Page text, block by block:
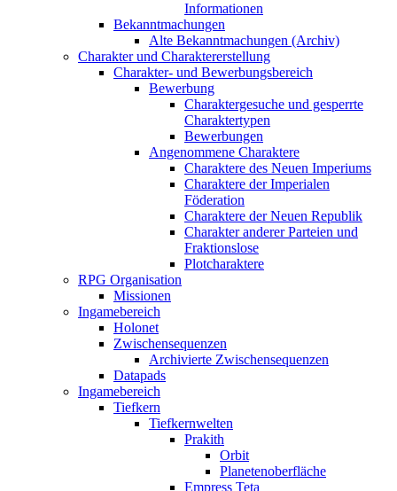
Informationen
Bekanntmachungen
Alte Bekanntmachungen (Archiv)
Charakter und Charaktererstellung
Charakter- und Bewerbungsbereich
Bewerbung
Charaktergesuche und gesperrte
Charaktertypen
Bewerbungen
Angenommene Charaktere
Charaktere des Neuen Imperiums
Charaktere der Imperialen
Föderation
Charaktere der Neuen Republik
Charakter anderer Parteien und
Fraktionslose
Plotcharaktere
RPG Organisation
Missionen
Ingamebereich
Holonet
Zwischensequenzen
Archivierte Zwischensequenzen
Datapads
Ingamebereich
Tiefkern
Tiefkernwelten
Prakith
Orbit
Planetenoberfläche
Empress Teta